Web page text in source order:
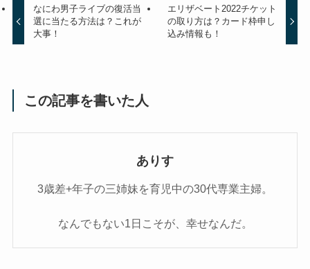
なにわ男子ライブの復活当
選に当たる方法は？これが
大事！
エリザベート2022チケット
の取り方は？カード枠申し
込み情報も！
この記事を書いた人
ありす
3歳差+年子の三姉妹を育児中の30代専業主婦。
なんでもない1日こそが、幸せなんだ。